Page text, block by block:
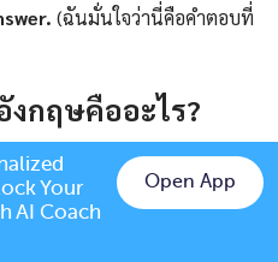
(ฉันมั่นใจว่านี่คือคำตอบที่
งกฤษคืออะไร?
ด้ว่าuncertain.เช่น:The
นาคตยังคงไม่แน่นอน)
งกฤษคืออะไร?
Chat on LINE
Your
AI Coach
Open App